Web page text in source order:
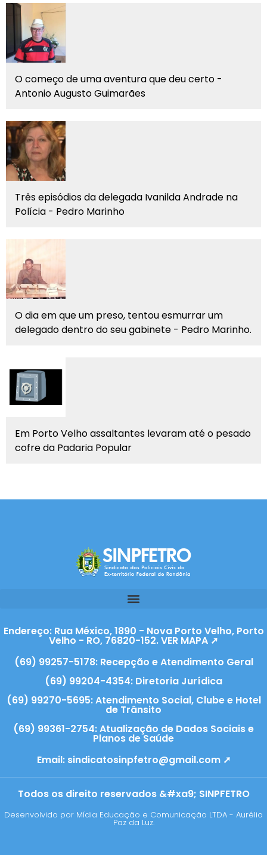
O começo de uma aventura que deu certo -
Antonio Augusto Guimarães
Três episódios da delegada Ivanilda Andrade na
Polícia - Pedro Marinho
O dia em que um preso, tentou esmurrar um
delegado dentro do seu gabinete - Pedro Marinho.
Em Porto Velho assaltantes levaram até o pesado
cofre da Padaria Popular
Endereço: Rua México, 1890 - Nova Porto Velho, Porto
Velho - RO, 76820-152. VER MAPA ➚
(69) 99257-5178: Recepção e Atendimento Geral
(69) 99204-4354: Diretoria Jurídica
(69) 99270-5695: Atendimento Social, Clube e Hotel
de Trânsito
(69) 99361-2754: Atualização de Dados Sociais e
Planos de Saúde
Email: sindicatosinpfetro@gmail.com ➚
Todos os direito reservados &#xa9; SINPFETRO
Desenvolvido por Mídia Educação e Comunicação LTDA - Aurélio
Paz da Luz.